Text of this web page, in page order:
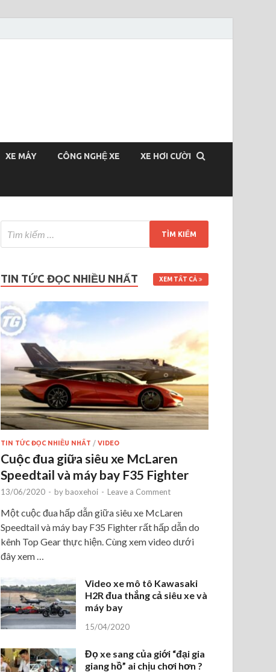
XE MÁY CÔNG NGHỆ XE XE HƠI CƯỜI
TIN TỨC ĐỌC NHIỀU NHẤT XEM TẤT CẢ
TIN TỨC ĐỌC NHIỀU NHẤT /VIDEO
Cuộc đua giữa siêu xe McLaren
Speedtail và máy bay F35 Fighter
13/06/2020 - by baoxehoi - Leave a Comment
Một cuộc đua hấp dẫn giữa siêu xe McLaren
Speedtail và máy bay F35 Fighter rất hấp dẫn do
kênh Top Gear thực hiện. Cùng xem video dưới
đây xem …
Video xe mô tô Kawasaki
H2R đua thắng cả siêu xe và
máy bay
15/04/2020
Đọ xe sang của giới “đại gia
giang hồ” ai chịu chơi hơn ?